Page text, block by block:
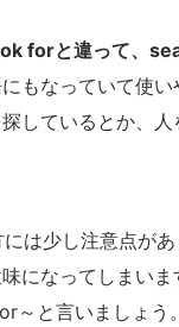
forと違って、
もなっていて使
しているとか、
は少し注意点が
になってしまい
～と言いましょう。